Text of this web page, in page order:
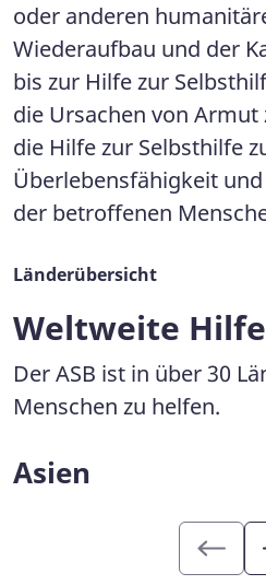
oder anderen
Wiederaufbau und der
bis zur Hilfe zur
die Ursachen von
die Hilfe zur Selbsthilfe
Überlebensfähigkeit
der betroffenen
Länderübersicht
Weltweite Hilfe
Der ASB ist in über 30
Menschen zu helfen.
Asien